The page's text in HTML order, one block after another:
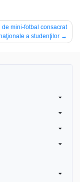
de mini-fotbal consacrat
a studenţilor